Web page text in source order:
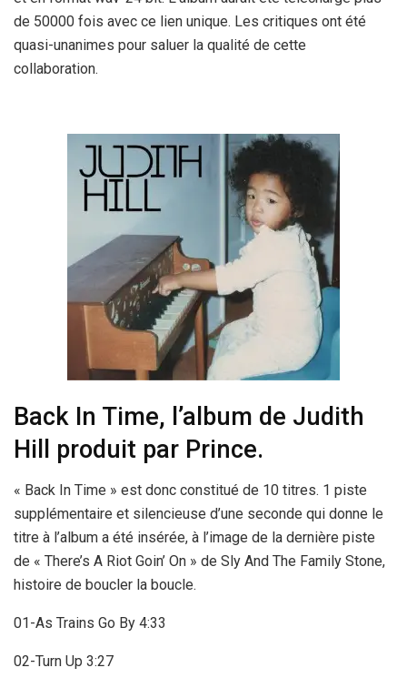
de 50000 fois avec ce lien unique. Les critiques ont été
quasi-unanimes pour saluer la qualité de cette
collaboration.
Back In Time, l’album de Judith
Hill produit par Prince.
« Back In Time » est donc constitué de 10 titres. 1 piste
supplémentaire et silencieuse d’une seconde qui donne le
titre à l’album a été insérée, à l’image de la dernière piste
de « There’s A Riot Goin’ On » de Sly And The Family Stone,
histoire de boucler la boucle.
01-As Trains Go By 4:33
02-Turn Up 3:27